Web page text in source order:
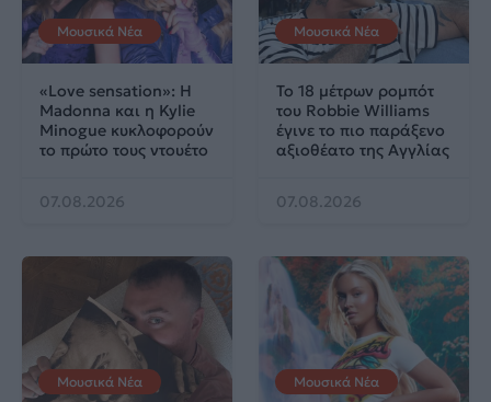
Μουσικά Νέα
«Love sensation»: Η
Madonna και η Kylie
Minogue κυκλοφορούν
το πρώτο τους ντουέτο
07.08.2026
Μουσικά Νέα
Το 18 μέτρων ρομπότ
του Robbie Williams
έγινε το πιο παράξενο
αξιοθέατο της Αγγλίας
07.08.2026
Μουσικά Νέα Μουσικά Νέα